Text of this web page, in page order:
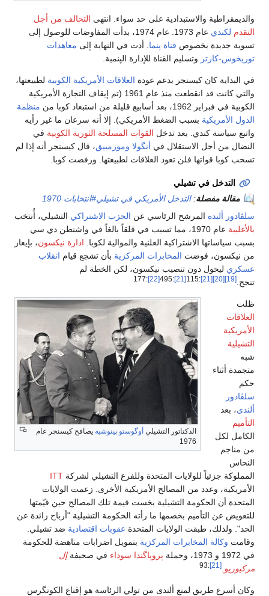
والديمقراطية والاستبدادية على حد سواء. انتهى التحالف من أجل
التقدم لكندي
عام 1973. عام 1974، بدأت المفاوضات للوصول إلى
تسوية جديدة بخصوص قناة پنما . أدت في النهاية إلى معاهدات
توريخوس-كارتر وتسليم القناة للإدارة الپنمية.
في البداية كان كيسنجر يدعم عودة العلاقات الأمريكية الكوبية لطبيعتها،
والتي كانت قد انقطعت منذ عام 1961 (تم إيقاف التجارة الأمريكية
الكوبية في فبراير 1962، بعد أسابيع قليلة من استبعاد كوبا من
منظمة
الدول الأمريكية بسبب الضغط الأمريكي). إلا أنه سرعان ما غير رأيه
واتبع سياسة كندي. بعد تدخل القوات المسلحة الثورية الكوبية في
النضال من أجل الاستقلال في أنگولا وموزمبيق، قال كيسنجر أنه إذا لم
تسحب كوبا قواتها فلن تعود العلاقات لطبيعتها. ورفضت كوبا.
التدخل في تشيلي
مقالة مفصلة:التدخل الأمريكي في تشيلي#انتخابات 1970
سلڤادور ألنده المرشح الرئاسي عن الحزب الاشتراكي التشيلي، أُنتخب
بالأغلبية
عام 1970، مما تسبب في قلقاً بالغاً في واشنطن دي سي
بسبب سياساتها الاشتراكية العلنية والموالية لكوبا. ادارة نيكسون، بإيعاز
من نيكسون، فوضت المخابرات المركزية بأن تشجع قيام انقلاب
عسكري ليحول دون تنصيب نيكسون، لكن الخطة لم
تنجح. [19]
[20]
[21]
:115
[21]
:495
[22]
:177
الدكتاتور التشيلي أوگوستو پينوشيه يصافح كيسنجر عام
1976
ظلت
العلاقات
الأمريكية
التشيلية
شبه
متجمدة أثناء
حكم
سلڤادور
ألندى، بعد
التأميم
الكامل لكل
من مناجم
النحاس
المملوكة جزئياً للولايات المتحدة وللفرع التشيلي لشركة ITT
الأمريكية، وعدد من المصالح الأمريكية الأخرى. زعمت الولايات
المتحدة أن الحكومة التشيلية بخست قيمة تلك المصالح حين قيّمتها
للتعويض عن التأميم بخصمها ما رأته الحكومة التشيلية "أرباح زائدة عن
الحد". ولذلك، طبقت الولايات المتحدة عقوبات اقتصادية ضد تشيلي.
وقامت وكالة المخابرات المركزية بتمويل اضرابات مناهضة للحكومة
في 1972 و 1973، وحملة
پروپاگندا سوداء في صحيفةإل
مركيوريو [21]
:93
وكان أسرع طريق لمنع ألندى من تولي الرئاسة هو إقناع الكونگرس